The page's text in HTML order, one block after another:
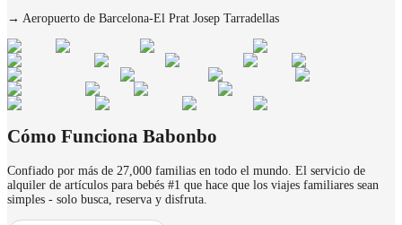
→ Aeropuerto de Barcelona-El Prat Josep Tarradellas
Cómo Funciona Babonbo
Confiado por más de 27,000 familias en todo el mundo. El servicio de
alquiler de artículos para bebés #1 que hace que los viajes familiares sean
simples - solo busca, reserva y disfruta.